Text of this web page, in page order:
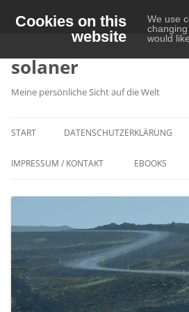
Cookies on this
website
We use
would
springen
solaner
Meine persönliche Sicht auf die Welt
START DATENSCHUTZERKLÄRUNG
IMPRESSUM / KONTAKT EBOOKS